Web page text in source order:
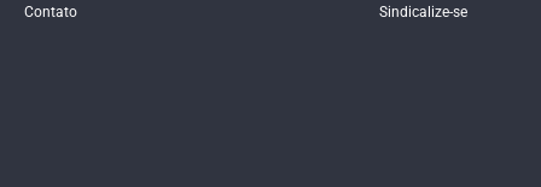
Contato
Sindicalize-se